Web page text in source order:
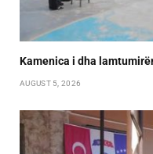
Kamenica i dha
AUGUST 5, 2026